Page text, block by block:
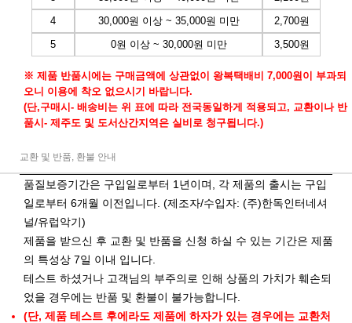
4
30,000원 이상 ~ 35,000원 미만
2,700원
5
0원 이상 ~ 30,000원 미만 3,500원
※ 제품 반품시에는 구매금액에 상관없이 왕복택배비 7,000원이 부과되
오니 이용에 착오 없으시기 바랍니다.
(단,구매시- 배송비는 위 표에 따라 전국동일하게 적용되고, 교환이나 반
품시- 제주도 및 도서산간지역은 실비로 청구됩니다.)
교환 및 반품, 환불 안내
품질보증기간은 구입일로부터 1년이며, 각 제품의 출시는 구입
일로부터 6개월 이전입니다. (제조자/수입자: (주)한독인터네셔
널/유럽악기)
제품을 받으신 후 교환 및 반품을 신청 하실 수 있는 기간은 제품
의 특성상 7일 이내 입니다.
테스트 하셨거나 고객님의 부주의로 인해 상품의 가치가 훼손되
었을 경우에는 반품 및 환불이 불가능합니다.
(단, 제품 테스트 후에라도 제품에 하자가 있는 경우에는 교환처